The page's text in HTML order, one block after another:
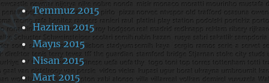
Temmuz 2015
Haziran 2015
Mayıs 2015
Nisan 2015
Mart 2015